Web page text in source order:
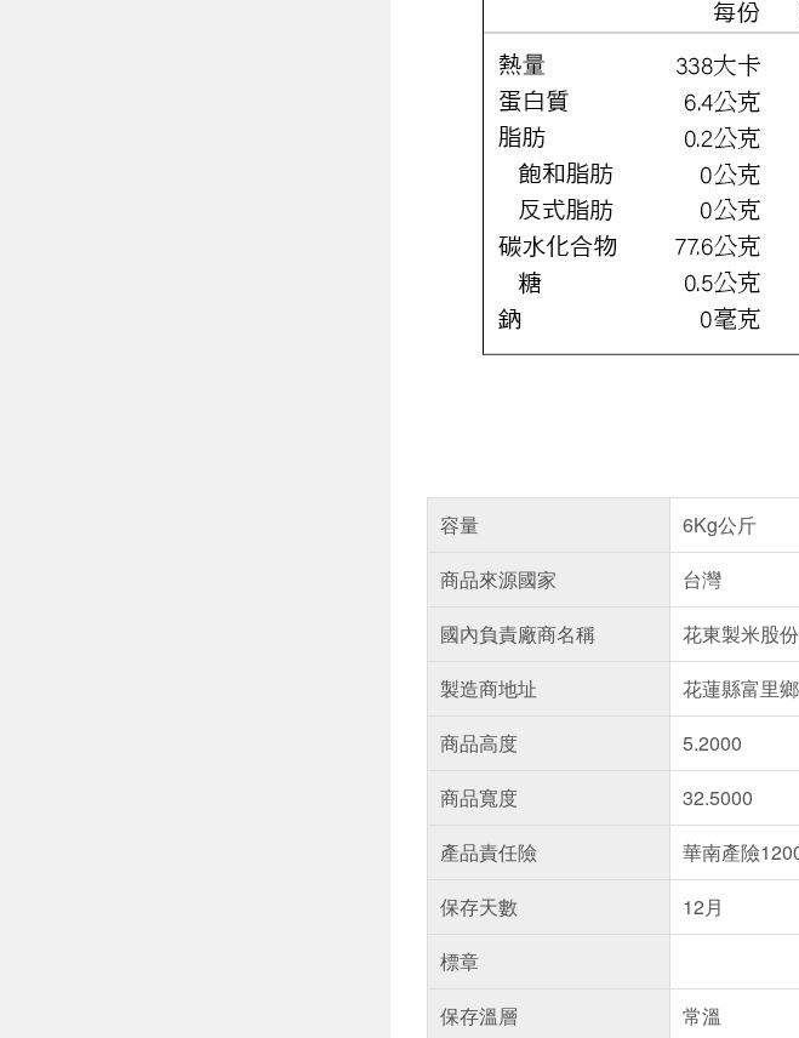
容量
6Kg公斤
商品來源國家
台灣
國內負責廠商名稱
花東製米股
製造商地址
花蓮縣富里
商品高度
5.2000
商品寬度
32.5000
產品責任險
華南產險
保存天數
12月
標章
保存溫層
常溫